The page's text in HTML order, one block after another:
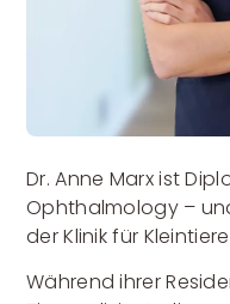
Dr. Anne Marx ist
Ophthalmology –
der Klinik für
Während ihrer